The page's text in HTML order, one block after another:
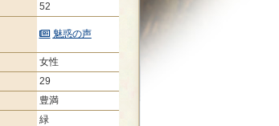
52
魅惑の声
女性
29
豊満
緑